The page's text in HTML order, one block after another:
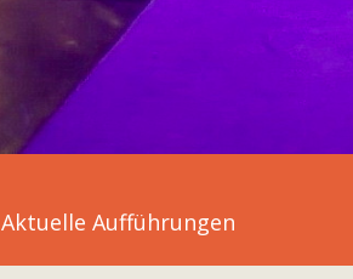
Aktuelle Aufführungen